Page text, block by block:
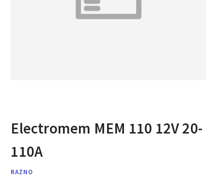
Electromem MEM 110 12V 20-
110A
RAZNO